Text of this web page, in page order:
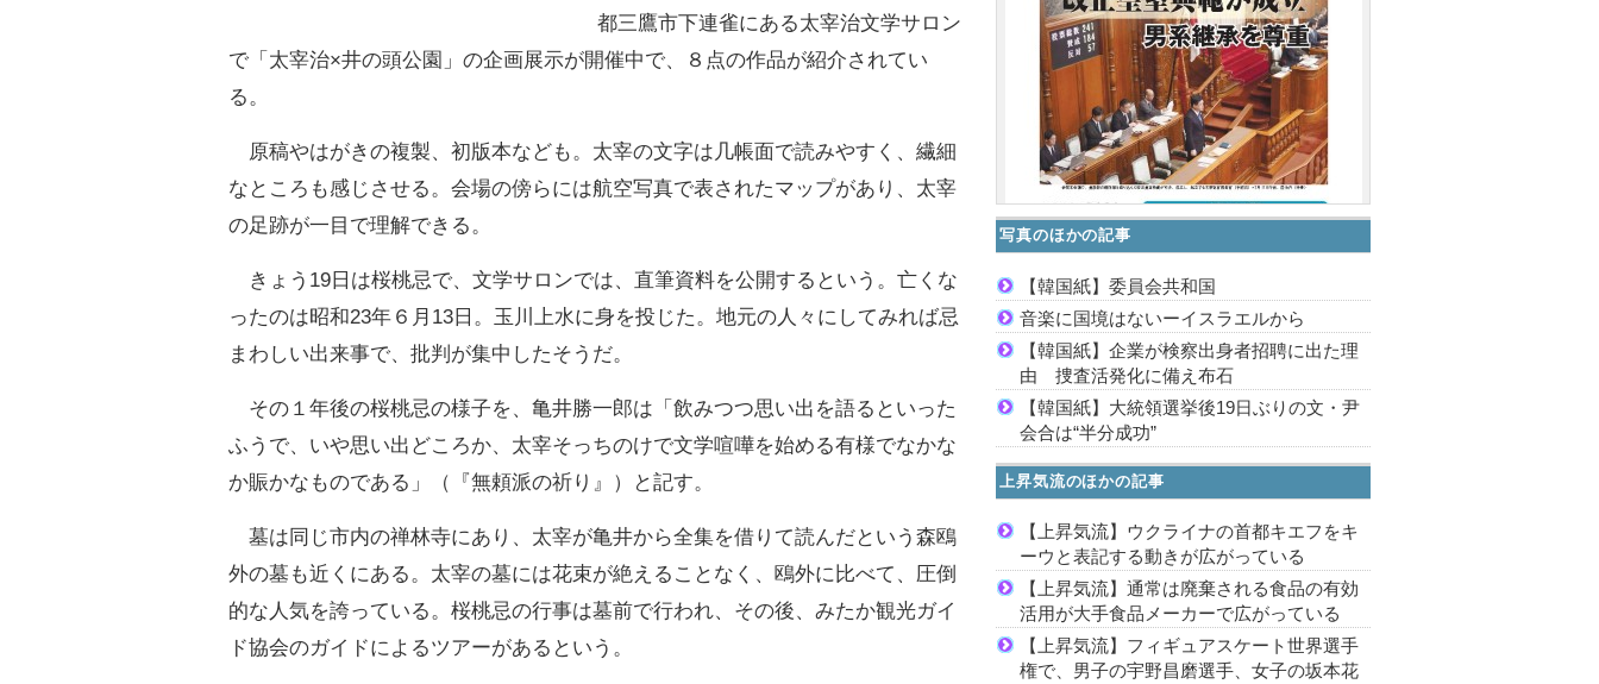
都三鷹市下連雀にある太宰治文学サロン
で「太宰治×井の頭公園」の企画展示が開催中で、８点の作品が紹介されてい
る。
原稿やはがきの複製、初版本なども。太宰の文字は几帳面で読みやすく、繊細
なところも感じさせる。会場の傍らには航空写真で表されたマップがあり、太宰
の足跡が一目で理解できる。
きょう19日は桜桃忌で、文学サロンでは、直筆資料を公開するという。亡くな
ったのは昭和23年６月13日。玉川上水に身を投じた。地元の人々にしてみれば忌
まわしい出来事で、批判が集中したそうだ。
その１年後の桜桃忌の様子を、亀井勝一郎は「飲みつつ思い出を語るといった
ふうで、いや思い出どころか、太宰そっちのけで文学喧嘩を始める有様でなかな
か賑かなものである」（『無頼派の祈り』）と記す。
墓は同じ市内の禅林寺にあり、太宰が亀井から全集を借りて読んだという森鴎
外の墓も近くにある。太宰の墓には花束が絶えることなく、鴎外に比べて、圧倒
的な人気を誇っている。桜桃忌の行事は墓前で行われ、その後、みたか観光ガイ
ド協会のガイドによるツアーがあるという。
写真のほかの記事
【韓国紙】委員会共和国
音楽に国境はないーイスラエルから
【韓国紙】企業が検察出身者招聘に出た理
由 捜査活発化に備え布石
【韓国紙】大統領選挙後19日ぶりの文・尹
会合は“半分成功”
上昇気流のほかの記事
【上昇気流】ウクライナの首都キエフをキ
ーウと表記する動きが広がっている
【上昇気流】通常は廃棄される食品の有効
活用が大手食品メーカーで広がっている
【上昇気流】フィギュアスケート世界選手
権で、男子の宇野昌磨選手、女子の坂本花